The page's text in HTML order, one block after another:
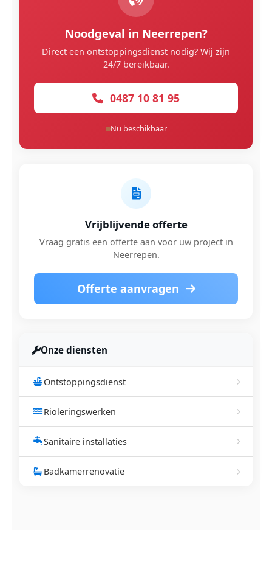
Noodgeval in Neerrepen?
Direct een ontstoppingsdienst nodig? Wij zijn
24/7 bereikbaar.
0487 10 81 95
Nu beschikbaar
Vrijblijvende offerte
Vraag gratis een offerte aan voor uw project in
Neerrepen.
Offerte aanvragen
Onze diensten
Ontstoppingsdienst
Rioleringswerken
Sanitaire installaties
Badkamerrenovatie